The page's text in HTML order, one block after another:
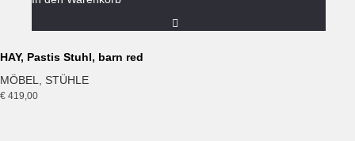
HAY, Pastis Stuhl, barn red
MÖBEL
STÜHLE
€ 419,00